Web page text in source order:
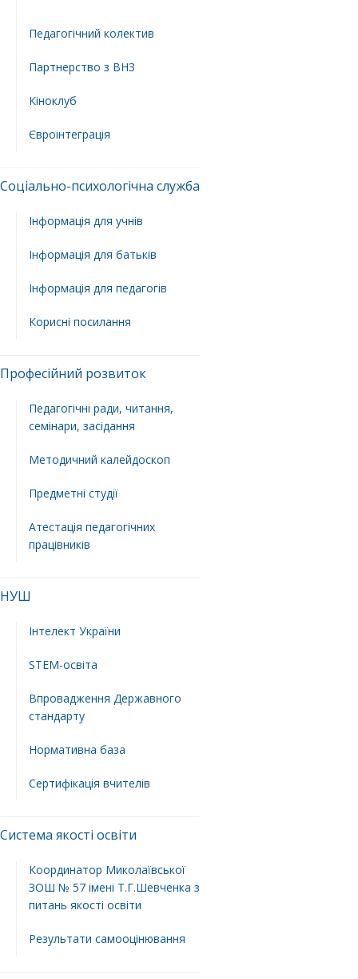
Педагогічний колектив
Партнерство з ВНЗ
Кіноклуб
Євроінтеграція
Соціально-психологічна служба
Інформація для учнів
Інформація для батьків
Інформація для педагогів
Корисні посилання
Професійний розвиток
Педагогічні ради, читання,
семінари, засідання
Методичний калейдоскоп
Предметні студії
Атестація педагогічних
працівників
НУШ
Інтелект України
STEM-освіта
Впровадження Державного
стандарту
Нормативна база
Сертифікація вчителів
Система якості освіти
Координатор Миколаївської
ЗОШ № 57 імені Т.Г.Шевченка з
питань якості освіти
Результати самооцінювання